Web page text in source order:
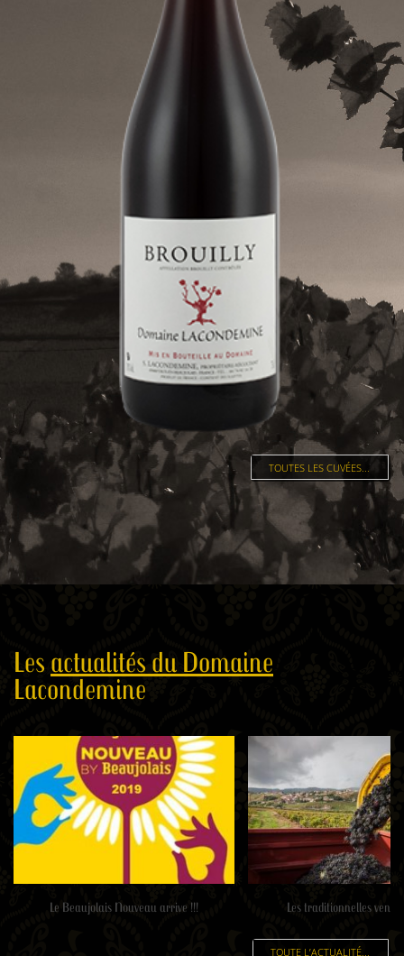
BROUILLY
TOUTES LES CUVÉES...
Lesactualités du Domaine
Lacondemine
Le Beaujolais Nouveau arrive !!! Les traditionnelles
TOUTE L’ACTUALITÉ...